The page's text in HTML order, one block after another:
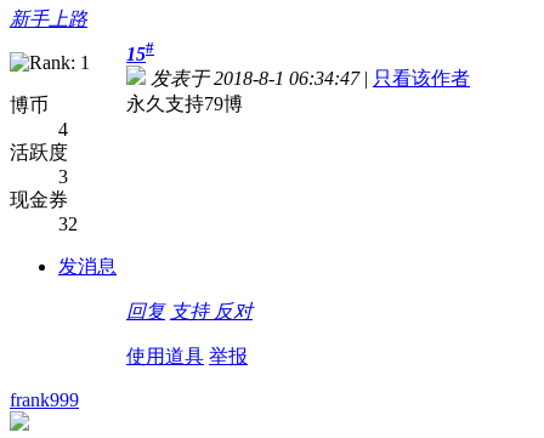
新手上路
博币
4
活跃度
3
现金券
32
发消息
15#
发表于 2018-8-1 06:34:47 | 只看该作者
永久支持79博
回复 支持 反对
使用道具 举报
frank999